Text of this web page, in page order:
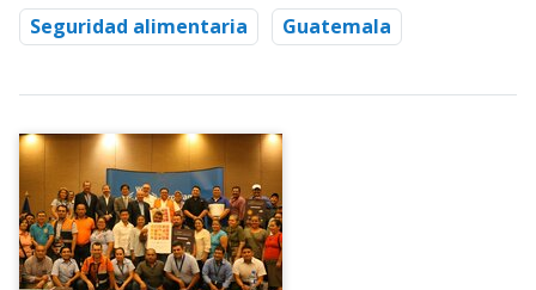
Seguridad alimentaria Guatemala